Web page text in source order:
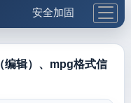
安全加固
更多工具
编辑）、mpg格式信